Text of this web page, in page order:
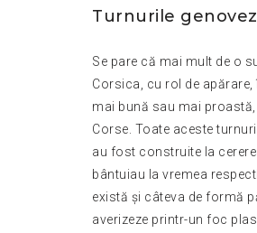
Turnurile
Se pare că mai mult de o
Corsica, cu rol de
mai bună sau mai
Corse. Toate aceste
au fost construite la
bântuiau la vremea
există și câteva de formă
averizeze printr-un foc